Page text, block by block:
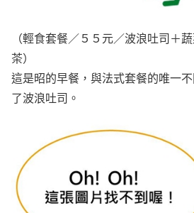
（輕食套餐／５５元／波浪吐司＋
茶）
這是昭的早餐，與法式套餐的唯一
了波浪吐司。